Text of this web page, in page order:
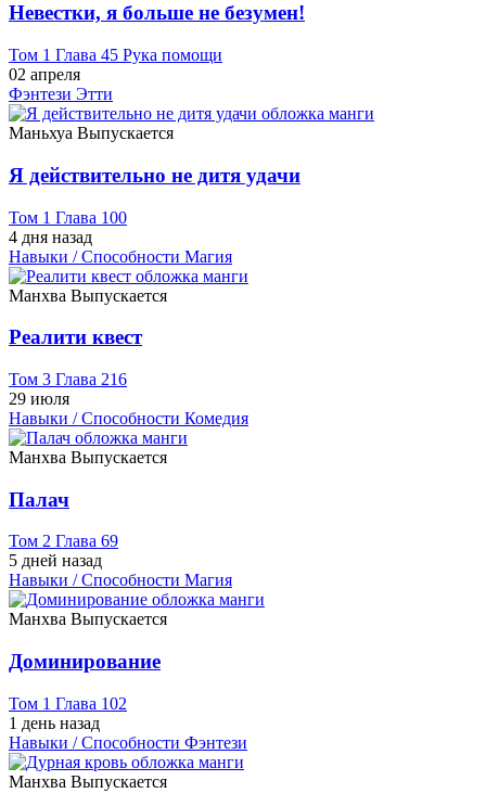
Невестки, я больше не безумен!
Том 1 Глава 45 Рука помощи
02 апреля
Фэнтези Этти
Маньхуа Выпускается
Я действительно не дитя удачи
Том 1 Глава 100
4 дня назад
Навыки / Способности Магия
Манхва Выпускается
Реалити квест
Том 3 Глава 216
29 июля
Навыки / Способности Комедия
Манхва Выпускается
Палач
Том 2 Глава 69
5 дней назад
Навыки / Способности Магия
Манхва Выпускается
Доминирование
Том 1 Глава 102
1 день назад
Навыки / Способности Фэнтези
Манхва Выпускается